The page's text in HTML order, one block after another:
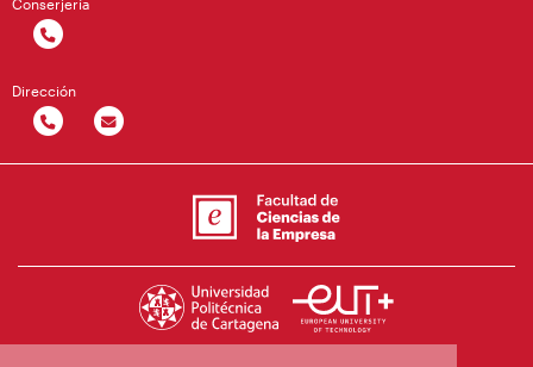
Conserjería
Dirección